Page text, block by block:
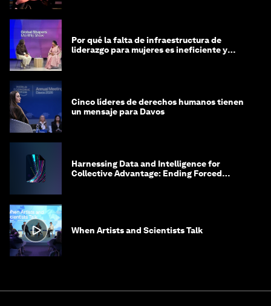
Por qué la falta de infraestructura de
liderazgo para mujeres es ineficiente y
Cinco líderes de derechos humanos tienen
un mensaje para Davos
Harnessing Data and Intelligence for
Collective Advantage: Ending Forced
When Artists and Scientists Talk